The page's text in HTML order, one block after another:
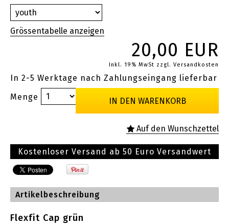
20,00 EUR
Inkl. 19% MwSt zzgl. Versandkosten
In 2-5 Werktage nach Zahlungseingang lieferbar
Menge
Kostenloser Versand ab 50 Euro Versandwert
Artikelbeschreibung
Flexfit Cap grün